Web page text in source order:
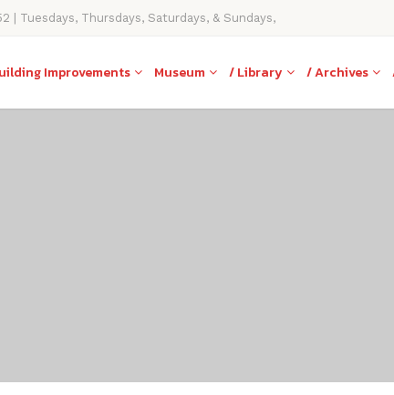
| Tuesdays, Thursdays, Saturdays, & Sundays,
Improvements Museum / Library / Archives